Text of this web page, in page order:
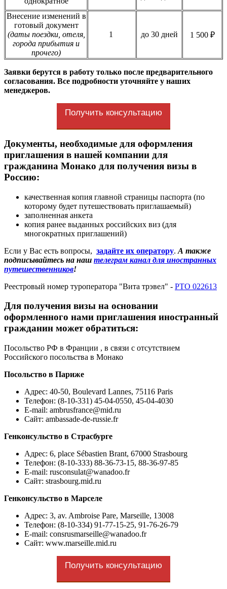
Внесение изменений в
готовый документ
(даты поездки, отеля,
города прибытия и
прочего)
1 до 30 дней 1 500 ₽
Заявки берутся в работу только после предварительного
согласования. Все подробности уточняйте у наших
менеджеров.
Получить консультацию
Документы, необходимые для оформления
приглашения в нашей компании для
гражданина Монако для получения визы в
Россию:
качественная копия главной страницы паспорта (по
которому будет путешествовать приглашаемый)
заполненная анкета
копия ранее выданных российских виз (для
многократных приглашений)
Если у Вас есть вопросы, задайте их оператору. А также
подписывайтесь на наш телеграм канал для иностранных
путешественников!
Реестровый номер туроператора "Вита трэвел" - РТО 022613
Для получения визы на основании
оформленного нами приглашения иностранный
гражданин может обратиться:
Посольство РФ в Франции , в связи с отсутствием
Российского посольства в Монако
Посольство в Париже
Адрес: 40-50, Boulevard Lannes, 75116 Paris
Телефон: (8-10-331) 45-04-0550, 45-04-4030
E-mail: ambrusfrance@mid.ru
Сайт: ambassade-de-russie.fr
Генконсульство в Страсбурге
Адрес: 6, place Sébastien Brant, 67000 Strasbourg
Телефон: (8-10-333) 88-36-73-15, 88-36-97-85
E-mail: rusconsulat@wanadoo.fr
Сайт: strasbourg.mid.ru
Генконсульство в Марселе
Адрес: 3, av. Ambroisе Pare, Marseille, 13008
Телефон: (8-10-334) 91-77-15-25, 91-76-26-79
E-mail: consrusmarseille@wanadoo.fr
Сайт: www.marseille.mid.ru
Получить консультацию